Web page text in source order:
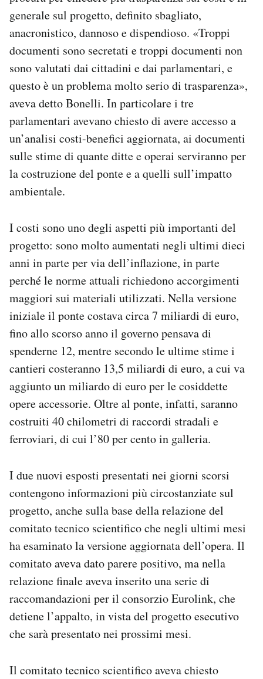
generale sul progetto, definito sbagliato,
anacronistico, dannoso e dispendioso. «Troppi
documenti sono secretati e troppi documenti non
sono valutati dai cittadini e dai parlamentari, e
questo è un problema molto serio di trasparenza»,
aveva detto Bonelli. In particolare i tre
parlamentari avevano chiesto di avere accesso a
un’analisi costi-benefici aggiornata, ai documenti
sulle stime di quante ditte e operai serviranno per
la costruzione del ponte e a quelli sull’impatto
ambientale.
I costi sono uno degli aspetti più importanti del
progetto: sono molto aumentati negli ultimi dieci
anni in parte per via dell’inflazione, in parte
perché le norme attuali richiedono accorgimenti
maggiori sui materiali utilizzati. Nella versione
iniziale il ponte costava circa 7 miliardi di euro,
fino allo scorso anno il governo pensava di
spenderne 12, mentre secondo le ultime stime i
cantieri costeranno 13,5 miliardi di euro, a cui va
aggiunto un miliardo di euro per le cosiddette
opere accessorie. Oltre al ponte, infatti, saranno
costruiti 40 chilometri di raccordi stradali e
ferroviari, di cui l’80 per cento in galleria.
I due nuovi esposti presentati nei giorni scorsi
contengono informazioni più circostanziate sul
progetto, anche sulla base della relazione del
comitato tecnico scientifico che negli ultimi mesi
ha esaminato la versione aggiornata dell’opera. Il
comitato aveva dato parere positivo, ma nella
relazione finale aveva inserito una serie di
raccomandazioni per il consorzio Eurolink, che
detiene l’appalto, in vista del progetto esecutivo
che sarà presentato nei prossimi mesi.
Il comitato tecnico scientifico aveva chiesto